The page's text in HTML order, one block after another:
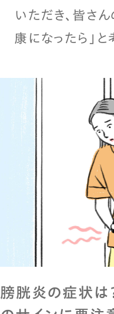
いただき、皆さん
康になったら」と
膀胱炎の症状は？